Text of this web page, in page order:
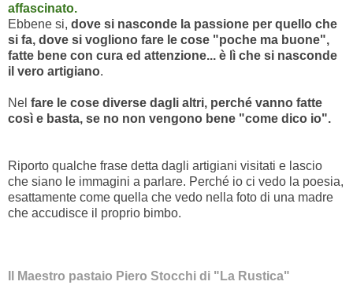
affascinato.
Ebbene si, dove si nasconde la passione per quello che
si fa, dove si vogliono fare le cose "poche ma buone",
fatte bene con cura ed attenzione... è lì che si nasconde
il vero artigiano.
Nel fare le cose diverse dagli altri, perché vanno fatte
così e basta, se no non vengono bene "come dico io".
Riporto qualche frase detta dagli artigiani visitati e lascio
che siano le immagini a parlare. Perché io ci vedo la poesia,
esattamente come quella che vedo nella foto di una madre
che accudisce il proprio bimbo.
Il Maestro pastaio Piero Stocchi di "La Rustica"